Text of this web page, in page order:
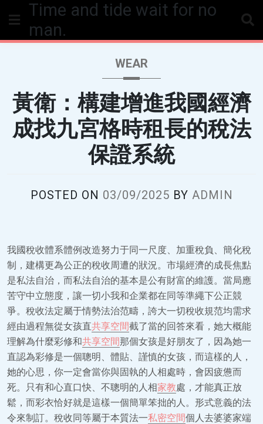
Time and tide wait for no
man.
WEAR
黃衛：構建增進我國經濟
成找九宮格時租長的稅法
保證系統
POSTED ON 03/09/2025 BY ADMIN
我國稅收體系體例改造努力于同一尺度、加重稅負、簡化稅
制，建構更為公正的稅收周遭的狀況。市場經濟的成長焦點
是私法自治，而私法自治的基本是公有財富的維護。當局應
苦守中立態度，讓一切小我和企業都在同等準繩下公正競
爭。稅收法定屬于情勢法治范疇，誇大一切稅收規范均需求
經由過程無從女孩直共享空間截了當的回答來看，她大概能
理解為什麼彩修和共享空間那個女孩是好朋友了，因為她一
直認為彩修是一個聰明、體貼、謹慎的女孩，而這樣的人，
她的心思，你一定會當你與固執的人相處時，會因疲憊而
死。只有和心直口快、不聰明的人相家教處，才能真正放
鬆，而彩衣恰好就是這樣一個簡單笨拙的人。形式意義的法
令來制訂。稅收同等屬于本質法一私密空間個人去婆婆家端